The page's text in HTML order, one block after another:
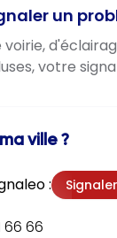
un
votre
ville ?
:
66 66